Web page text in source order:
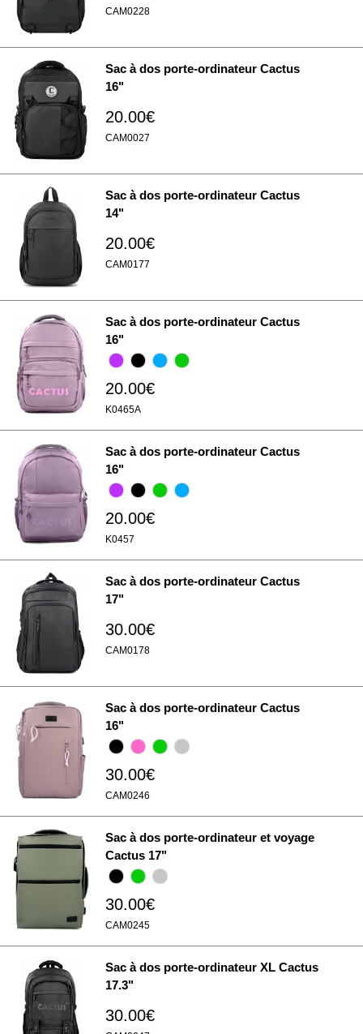
CAM0228
Sac à dos porte-ordinateur Cactus
16"
20.00€
CAM0027
Sac à dos porte-ordinateur Cactus
14"
20.00€
CAM0177
Sac à dos porte-ordinateur Cactus
16"
20.00€
K0465A
Sac à dos porte-ordinateur Cactus
16"
20.00€
K0457
Sac à dos porte-ordinateur Cactus
17"
30.00€
CAM0178
Sac à dos porte-ordinateur Cactus
16"
30.00€
CAM0246
Sac à dos porte-ordinateur et voyage
Cactus 17"
30.00€
CAM0245
Sac à dos porte-ordinateur XL Cactus
17.3"
30.00€